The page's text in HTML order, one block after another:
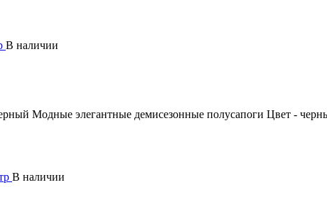
В наличии
Модные элегантные демисезонные полусапоги Цвет -
В наличии